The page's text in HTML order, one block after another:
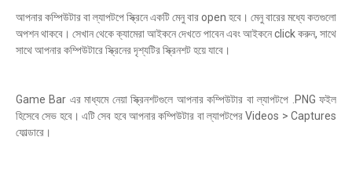
আপনার কম্পিউটার বা ল্যাপটপে স্ক্রিনে একটি মেনু বার open হবে। মেনু বারের মধ্যে কতগুলো
অপশন থাকবে। সেখান থেকে ক্যামেরা আইকনে দেখতে পাবেন এবং আইকনে click করুন, সাথে
সাথে আপনার কম্পিউটারে স্ক্রিনের দৃশ্যটির স্ক্রিনশট হয়ে যাবে।
Game Bar এর মাধ্যমে নেয়া স্ক্রিনশটগুলে আপনার কম্পিউটার বা ল্যাপটপে .PNG ফইল
হিসেবে সেভ হবে। এটি সেব হবে আপনার কম্পিউটার বা ল্যাপটপের Videos > Captures
ফোল্ডারে।